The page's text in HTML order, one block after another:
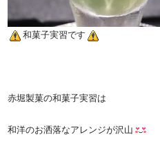
和菓子実習です
赤堀製菓の和菓子実習は
和洋のお洒落なアレンジが沢山